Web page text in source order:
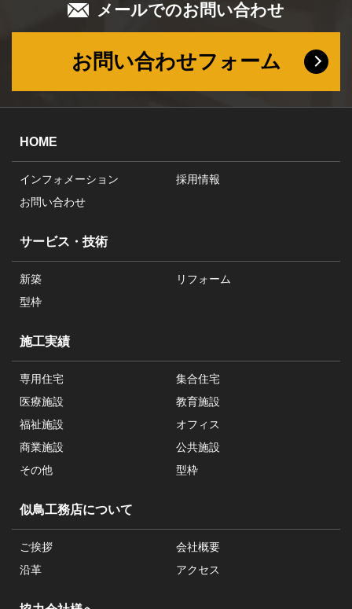
メールでのお問い合わせ
お問い合わせフォーム
HOME
インフォメーション
採用情報
お問い合わせ
サービス・技術
新築
リフォーム
型枠
施工実績
専用住宅
集合住宅
医療施設
教育施設
福祉施設
オフィス
商業施設
公共施設
その他
型枠
似鳥工務店について
ご挨拶
会社概要
沿革
アクセス